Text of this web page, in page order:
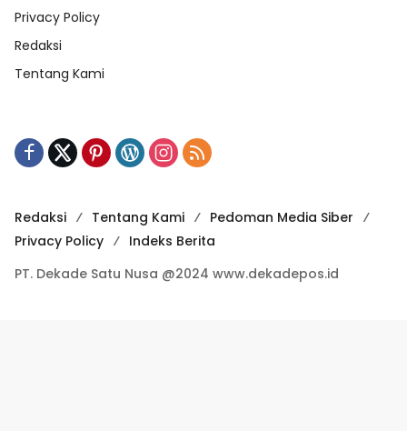
Privacy Policy
Redaksi
Tentang Kami
Redaksi Tentang Kami
Pedoman Media Siber
Privacy Policy
Indeks Berita
PT. Dekade Satu Nusa @2024 www.dekadepos.id